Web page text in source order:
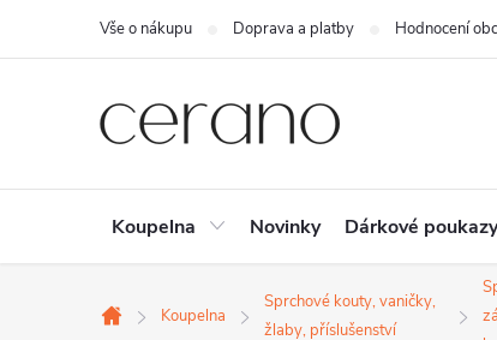
Vše o nákupu Doprava a platby Hodnocení
Koupelna Novinky Dárkové poukazy
Domů
Koupelna
Sprchové kouty, vaničky,
žlaby, příslušenství